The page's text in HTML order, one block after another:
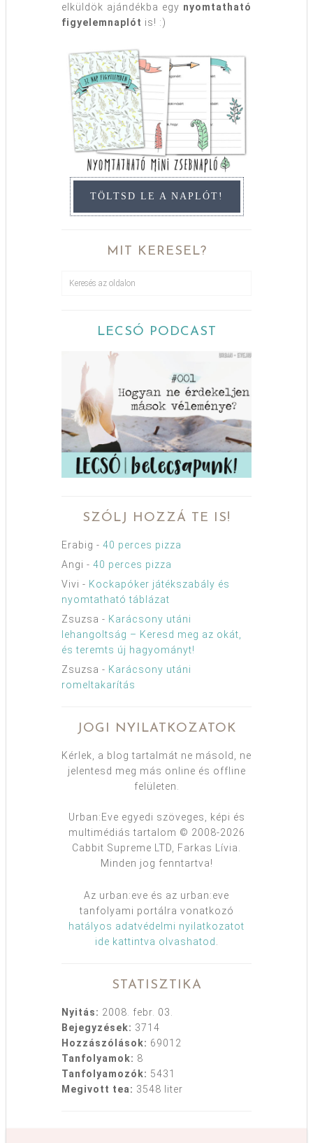
elküldök ajándékba egy nyomtatható
figyelemnaplót is! :)
TÖLTSD LE A NAPLÓT!
MIT KERESEL?
LECSÓ PODCAST
SZÓLJ HOZZÁ TE IS!
Erabig - 40 perces pizza
Angi - 40 perces pizza
Vivi - Kockapóker játékszabály és
nyomtatható táblázat
Zsuzsa - Karácsony utáni
lehangoltság – Keresd meg az okát,
és teremts új hagyományt!
Zsuzsa - Karácsony utáni
romeltakarítás
JOGI NYILATKOZATOK
Kérlek, a blog tartalmát ne másold, ne
jelentesd meg más online és offline
felületen.
Urban:Eve egyedi szöveges, képi és
multimédiás tartalom © 2008-2026
Cabbit Supreme LTD, Farkas Lívia.
Minden jog fenntartva!
Az urban:eve és az urban:eve
tanfolyami portálra vonatkozó
hatályos adatvédelmi nyilatkozatot
ide kattintva olvashatod .
STATISZTIKA
Nyitás: 2008. febr. 03.
Bejegyzések: 3714
Hozzászólások: 69012
Tanfolyamok: 8
Tanfolyamozók: 5431
Megivott tea: 3548 liter